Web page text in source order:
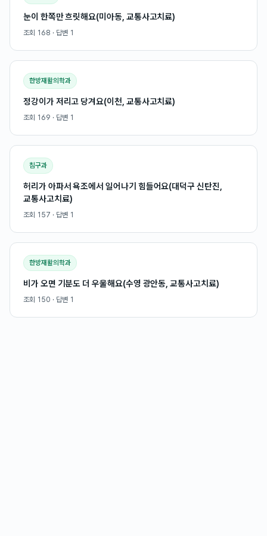
눈이 한쪽만 흐릿해요(미아동, 교통사고치료)
조회 168 · 답변 1
한방재활의학과
정강이가 저리고 당겨요(이천, 교통사고치료)
조회 169 · 답변 1
침구과
허리가 아파서 욕조에서 일어나기 힘들어요(대덕구 신탄진,
교통사고치료)
조회 157 · 답변 1
한방재활의학과
비가 오면 기분도 더 우울해요(수영 광안동, 교통사고치료)
조회 150 · 답변 1